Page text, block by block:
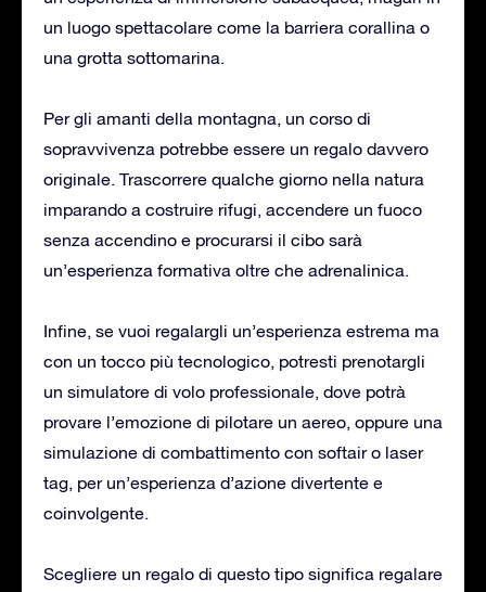
un luogo spettacolare come la barriera corallina o
una grotta sottomarina.
Per gli amanti della montagna, un corso di
sopravvivenza potrebbe essere un regalo davvero
originale. Trascorrere qualche giorno nella natura
imparando a costruire rifugi, accendere un fuoco
senza accendino e procurarsi il cibo sarà
un’esperienza formativa oltre che adrenalinica.
Infine, se vuoi regalargli un’esperienza estrema ma
con un tocco più tecnologico, potresti prenotargli
un simulatore di volo professionale, dove potrà
provare l’emozione di pilotare un aereo, oppure una
simulazione di combattimento con softair o laser
tag, per un’esperienza d’azione divertente e
coinvolgente.
Scegliere un regalo di questo tipo significa regalare